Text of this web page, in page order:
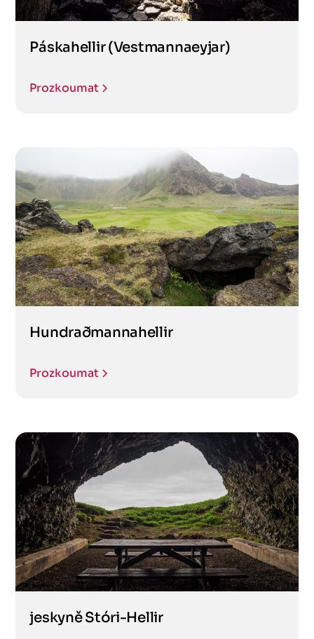
Páskahellir (Vestmannaeyjar)
Prozkoumat
Hundraðmannahellir
Prozkoumat
jeskyně Stóri-Hellir